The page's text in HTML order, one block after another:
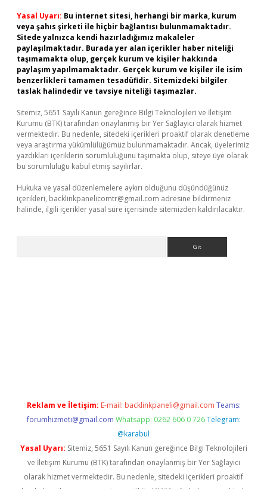
Yasal Uyarı: Bu internet sitesi, herhangi bir marka, kurum
veya şahıs şirketi ile hiçbir bağlantısı bulunmamaktadır.
Sitede yalnızca kendi hazırladığımız makaleler
paylaşılmaktadır. Burada yer alan içerikler haber niteliği
taşımamakta olup, gerçek kurum ve kişiler hakkında
paylaşım yapılmamaktadır. Gerçek kurum ve kişiler ile isim
benzerlikleri tamamen tesadüfidir. Sitemizdeki bilgiler
taslak halindedir ve tavsiye niteliği taşımazlar.
Sitemiz, 5651 Sayılı Kanun gereğince Bilgi Teknolojileri ve İletişim
Kurumu (BTK) tarafından onaylanmış bir Yer Sağlayıcı olarak hizmet
vermektedir. Bu nedenle, sitedeki içerikleri proaktif olarak denetleme
veya araştırma yükümlülüğümüz bulunmamaktadır. Ancak, üyelerimiz
yazdıkları içeriklerin sorumluluğunu taşımakta olup, siteye üye olarak
bu sorumluluğu kabul etmiş sayılırlar.
Hukuka ve yasal düzenlemelere aykırı olduğunu düşündüğünüz
içerikleri, backlinkpanelicomtr@gmail.com adresine bildirmeniz
halinde, ilgili içerikler yasal süre içerisinde sitemizden kaldırılacaktır.
Reklam ve İletişim: E-mail: backlinkpaneli@gmail.com Teams:
forumhizmeti@gmail.com Whatsapp: 0262 606 0 726 Telegram:
@karabul
Yasal Uyarı: Sitemiz, 5651 Sayılı Kanun gereğince Bilgi Teknolojileri
ve İletişim Kurumu (BTK) tarafından onaylanmış bir Yer Sağlayıcı
olarak hizmet vermektedir. Bu nedenle, sitedeki içerikleri proaktif